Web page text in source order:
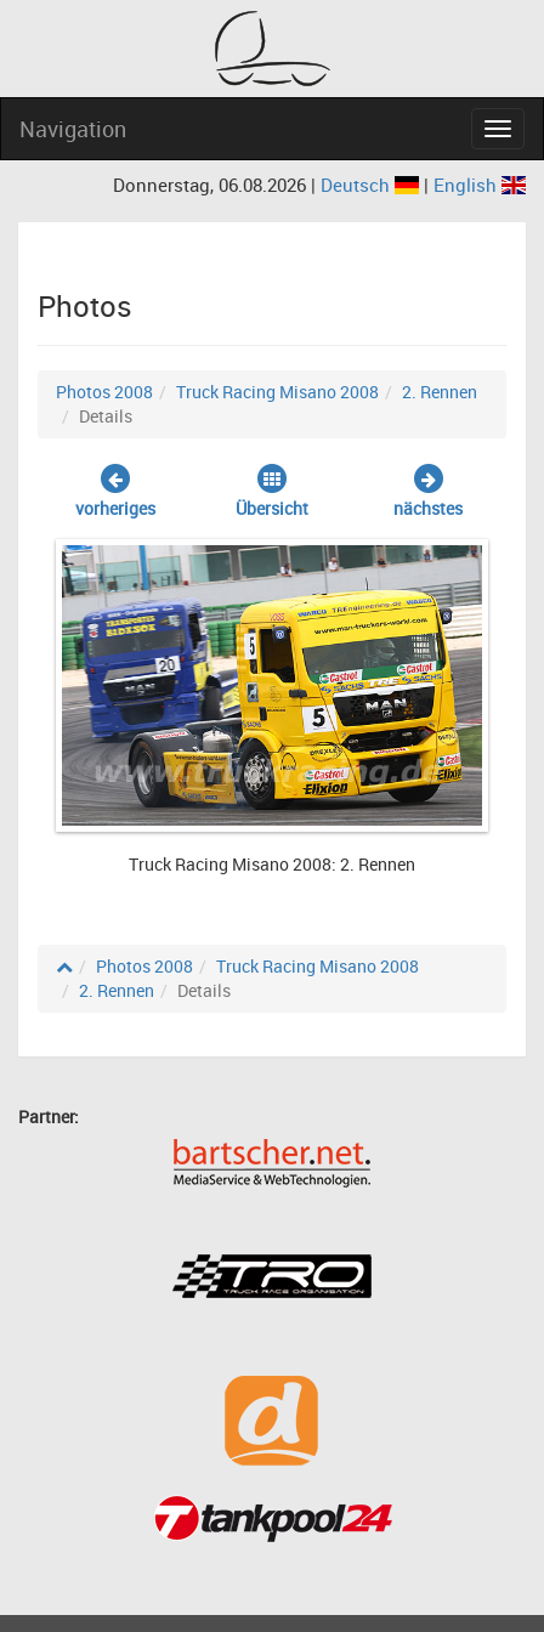
Navigation
Donnerstag, 06.08.2026 | Deutsch | English
Photos
Photos 2008 Truck Racing Misano 2008
2. Rennen
Details
vorheriges Übersicht nächstes
Truck Racing Misano 2008: 2. Rennen
Photos 2008
Truck Racing Misano 2008
2. Rennen
Details
Partner: